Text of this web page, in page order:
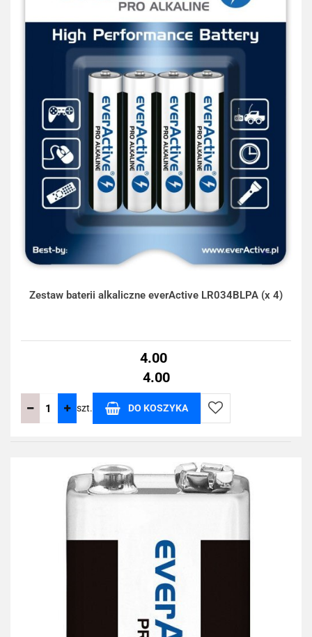
Zestaw baterii alkaliczne everActive LR034BLPA (x 4)
4.00
4.00
szt. DO KOSZYKA
Do
przechowalni